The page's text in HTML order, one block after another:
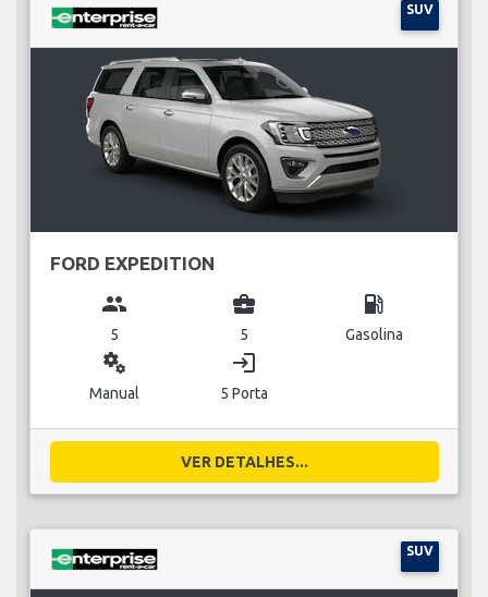
SUV
FORD EXPEDITION
group
5
business_center
5
local_gas_station
Gasolina
miscellaneous_services
Manual
login
5 Porta
VER DETALHES...
SUV